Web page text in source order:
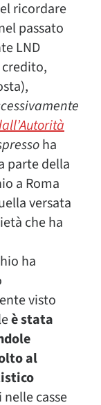
ricordare
passato
LND
ha
parte della
a Roma
versata
che ha
ha
visto
è stata
al
casse